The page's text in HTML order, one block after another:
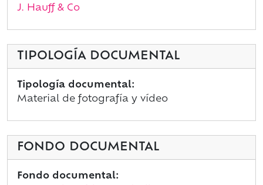
J. Hauff & Co
TIPOLOGÍA DOCUMENTAL
Tipología documental:
Material de fotografía y vídeo
FONDO DOCUMENTAL
Fondo documental: